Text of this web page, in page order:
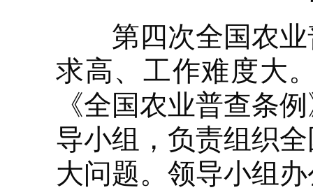
第四次全国农业
求高、工作难度大
《全国农业普查条
导小组，负责组织
大问题。领导小组